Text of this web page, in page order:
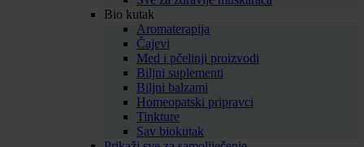
Bio kutak
Aromaterapija
Čajevi
Med i pčelinji proizvodi
Biljni suplementi
Biljni balzami
Homeopatski pripravci
Tinkture
Sav biokutak